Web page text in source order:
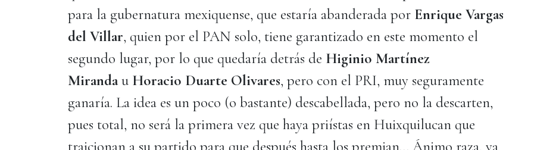
para la gubernatura mexiquense, que estaría abanderada por Enrique Vargas
del Villar, quien por el PAN solo, tiene garantizado en este momento el
segundo lugar, por lo que quedaría detrás de Higinio Martínez
Mirandau Horacio Duarte Olivares, pero con el PRI, muy seguramente
ganaría. La idea es un poco (o bastante) descabellada, pero no la descarten,
pues total, no será la primera vez que haya priístas en Huixquilucan que
traicionan a su partido para que después hasta los premian… Ánimo raza, ya